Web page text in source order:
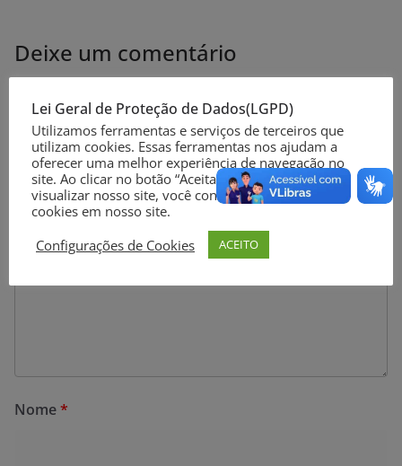
Deixe um comentário
obrigatórios são marcados com*
Comentário*
Nome*
Lei Geral de Proteção de Dados(LGPD)
Utilizamos ferramentas e serviços de terceiros que
utilizam cookies. Essas ferramentas nos ajudam a
oferecer uma melhor experiência de navegação no
site. Ao clicar no botão “Aceitar” ou continuar a
visualizar nosso site, você concorda com o uso de
cookies em nosso site.
Configurações de Cookies
ACEITO